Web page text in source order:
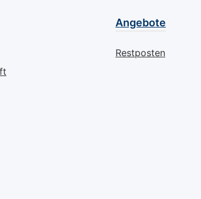
Angebote
Restposten